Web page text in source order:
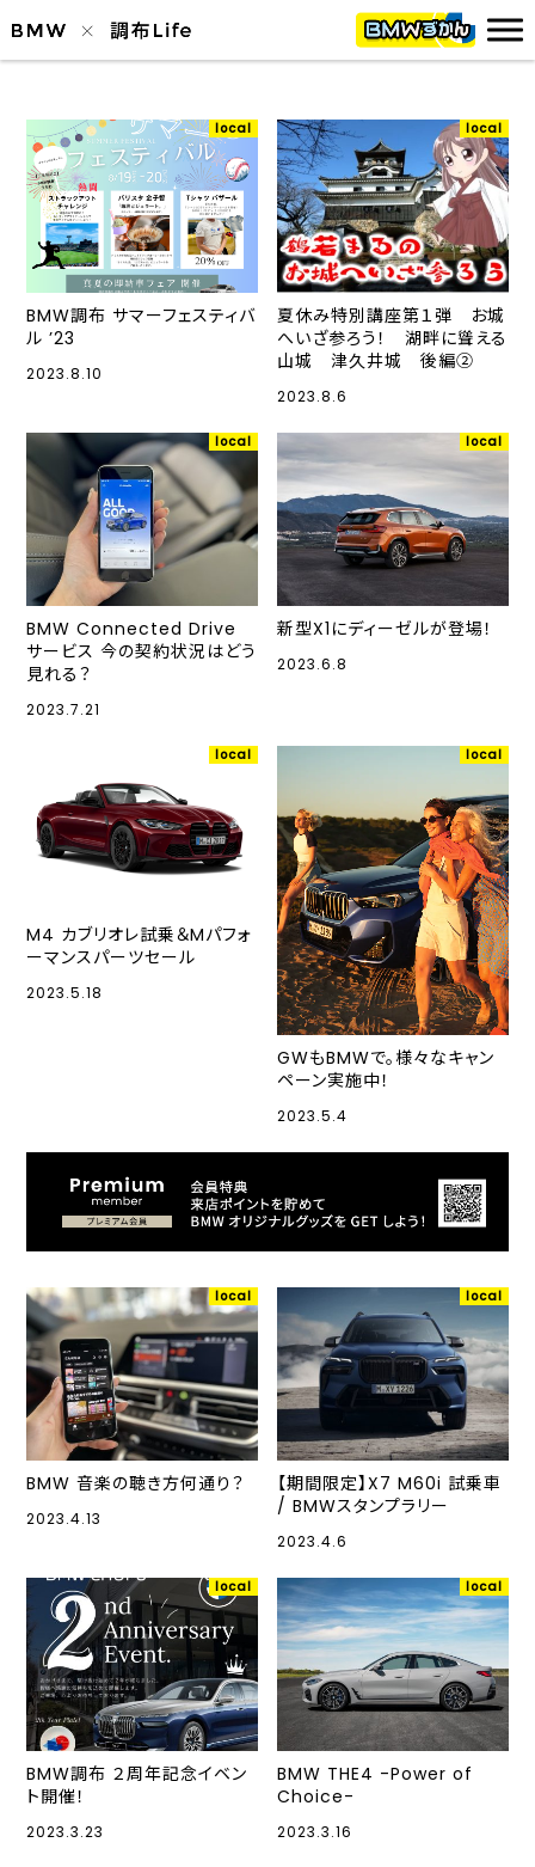
local
BMW調布 サマーフェスティバ
ル ’23
2023.8.10
local
夏休み特別講座第１弾 お城
へいざ参ろう！ 湖畔に聳える
山城 津久井城 後編②
2023.8.6
local
BMW Connected Drive
サービス 今の契約状況はどう
見れる？
2023.7.21
local
新型X1にディーゼルが登場！
2023.6.8
local
M4 カブリオレ試乗＆Mパフォ
ーマンスパーツセール
2023.5.18
local
GWもBMWで。様々なキャン
ペーン実施中！
2023.5.4
local
BMW 音楽の聴き方何通り？
2023.4.13
local
【期間限定】X7 M60i 試乗車
/ BMWスタンプラリー
2023.4.6
local
BMW調布 ２周年記念イベン
ト開催！
2023.3.23
local
BMW THE4 -Power of
Choice-
2023.3.16